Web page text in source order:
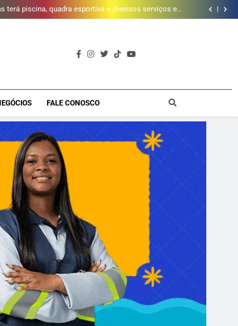
meio a infraestrutura sustentável
Fábrica dos Atores, referência cultural da Baixada, e
mobiliza campanha para reconstrução
abre inscrições para Escola Livre de Artes da Baixada
terá piscina, quadra esportiva e diversos serviços em
mobiliza campanha para reconstrução
abre inscrições para Escola Livre de Artes da Baixada
FALE CONOSCO